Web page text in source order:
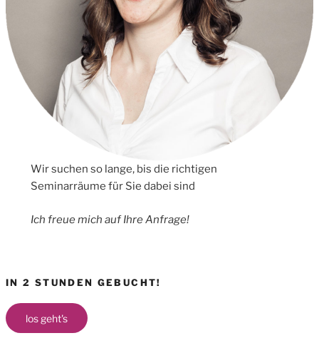
Wir suchen so lange, bis die richtigen
Seminarräume für Sie dabei sind
Ich freue mich auf Ihre Anfrage!
IN 2 STUNDEN GEBUCHT!
los geht's